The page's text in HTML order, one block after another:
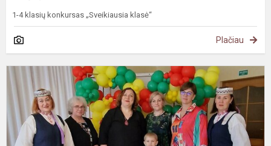
1-4 klasių konkursas „Sveikiausia klasė“
Plačiau